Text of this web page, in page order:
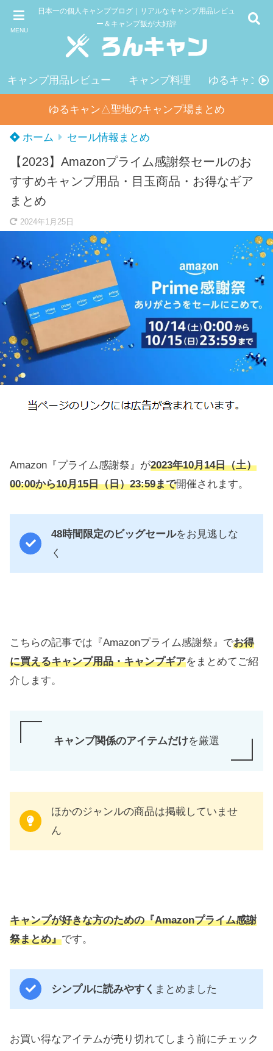
MENU
日本一の個人キャンプブログ｜リアルなキャンプ用品レビュ
ー＆キャンプ飯が大好評
キャンプ用品レビュー キャンプ料理 ゆるキャン△
ゆるキャン△聖地のキャンプ場まとめ
ホーム セール情報まとめ
【2023】Amazonプライム感謝祭セールのお
すすめキャンプ用品・目玉商品・お得なギア
まとめ
2024年1月25日
Amazon『プライム感謝祭』が2023年10月14日（土）
00:00から10月15日（日）23:59まで開催されます。
48時間限定のビッグセールをお見逃しな
く
こちらの記事では『Amazonプライム感謝祭』でお得
に買えるキャンプ用品・キャンプギアをまとめてご紹
介します。
キャンプ関係のアイテムだけを厳選
ほかのジャンルの商品は掲載していませ
ん
キャンプが好きな方のための『Amazonプライム感謝
祭まとめ』です。
シンプルに読みやすく まとめました
お買い得なアイテムが売り切れてしまう前にチェック